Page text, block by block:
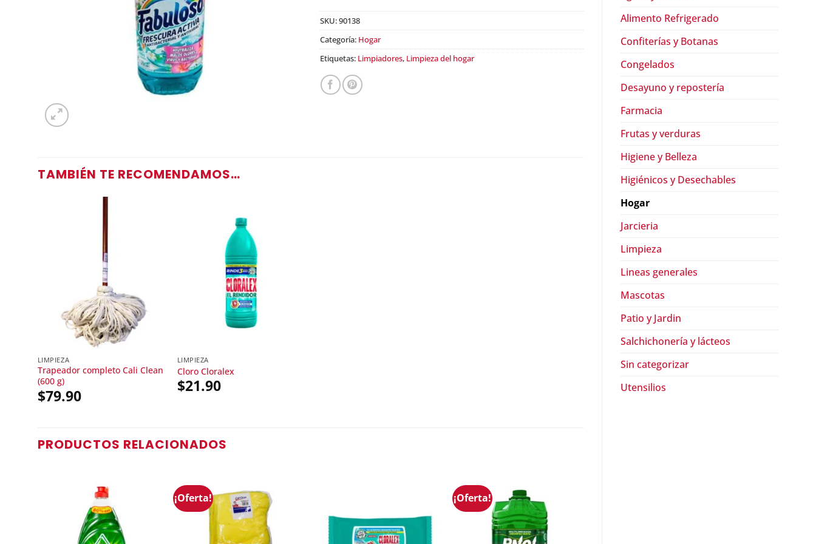
Alimento Refrigerado
Confiterías y Botanas
Congelados
Desayuno y repostería
Farmacia
Frutas y verduras
Higiene y Belleza
Higiénicos y Desechables
Hogar
Jarcieria
Limpieza
Lineas generales
Mascotas
Patio y Jardin
Salchichonería y lácteos
Sin categorizar
Utensilios
SKU:90138
Categoría: Hogar
Etiquetas: Limpiadores, Limpieza del hogar
TAMBIÉN TE RECOMENDAMOS…
LIMPIEZA
Trapeador completo Cali Clean
(600 g)
$79.90
LIMPIEZA
Cloro Cloralex
$21.90
PRODUCTOS RELACIONADOS
¡Oferta! ¡Oferta!